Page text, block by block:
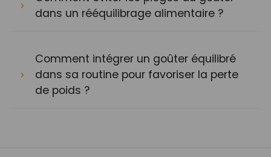
dans un rééquilibrage alimentaire ?
Comment intégrer un goûter équilibré
dans sa routine pour favoriser la perte
de poids ?